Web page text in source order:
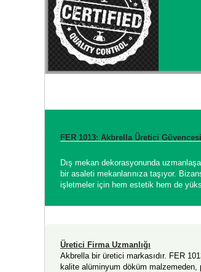
FER 1013: Akbrella Üretici
Dış mekan dekorasyonunda
bir asaleti mekanlarınıza taşıyor.
işletmeler için hem estetik hem de
Üretici Firma Uzmanlığı
Akbrella bir üretici markasıdır. FER
kalite alüminyum döküm malzemeden,